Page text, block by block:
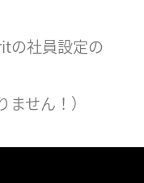
の社員設定の
せん！）